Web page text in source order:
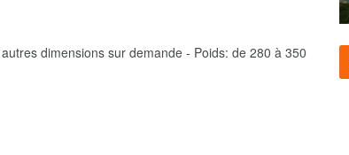
dimensions sur demande - Poids: de 280 à 350